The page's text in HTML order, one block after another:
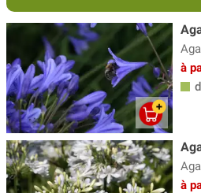
VIVACES par couleur
VIVACES par hauteur de
VIVACES par période
VIVACES par
VIVACES par
Vivaces
Vivaces résistantes
à
à